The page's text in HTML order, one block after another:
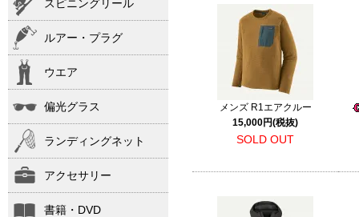
メンズ R1エアクルー
15,000円(税抜)
SOLD OUT
スピニングリール
ルアー・プラグ
ウエア
偏光グラス
ランディングネット
アクセサリー
書籍・DVD